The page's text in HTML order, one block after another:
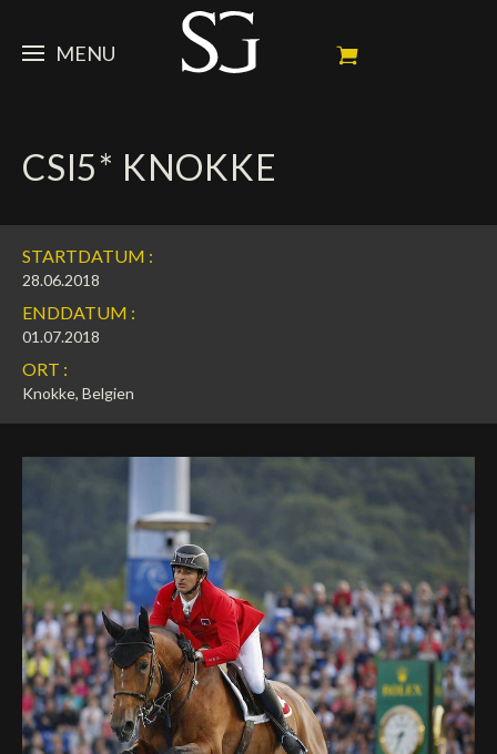
MENU
Porträt
Erfolge
Ambassador
NEWS
News
Dossiers
Kalender
Nächste Turniere
Fotogalerie
Videos
PFERDE
Meine Turnierpferde
In memorium
Zuchthengst
SPONSOREN
Mäzene
Sponsoren
Partner
FAN ZONE
Autogramm
Social Newsroom
SHOP
Français
CSI5* KNOKKE
STARTDATUM :
28.06.2018
ENDDATUM :
01.07.2018
ORT :
Knokke, Belgien